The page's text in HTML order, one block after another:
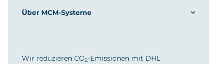
Über MCM-Systeme
Wir reduzieren CO2-Emissionen mit DHL